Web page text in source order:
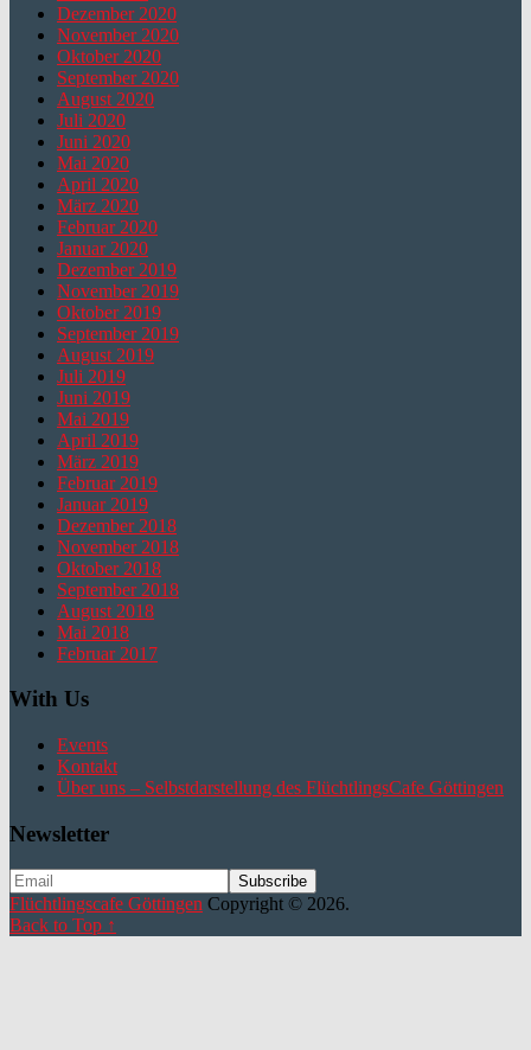
Dezember 2020
November 2020
Oktober 2020
September 2020
August 2020
Juli 2020
Juni 2020
Mai 2020
April 2020
März 2020
Februar 2020
Januar 2020
Dezember 2019
November 2019
Oktober 2019
September 2019
August 2019
Juli 2019
Juni 2019
Mai 2019
April 2019
März 2019
Februar 2019
Januar 2019
Dezember 2018
November 2018
Oktober 2018
September 2018
August 2018
Mai 2018
Februar 2017
With Us
Events
Kontakt
Über uns – Selbstdarstellung des FlüchtlingsCafe Göttingen
Newsletter
Flüchtlingscafe Göttingen Copyright © 2026.
Back to Top ↑